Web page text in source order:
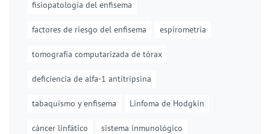
fisiopatología del enfisema
factores de riesgo del enfisema espirometría
tomografía computarizada de tórax
deficiencia de alfa-1 antitripsina
tabaquismo y enfisema Linfoma de Hodgkin
cáncer linfático sistema inmunológico